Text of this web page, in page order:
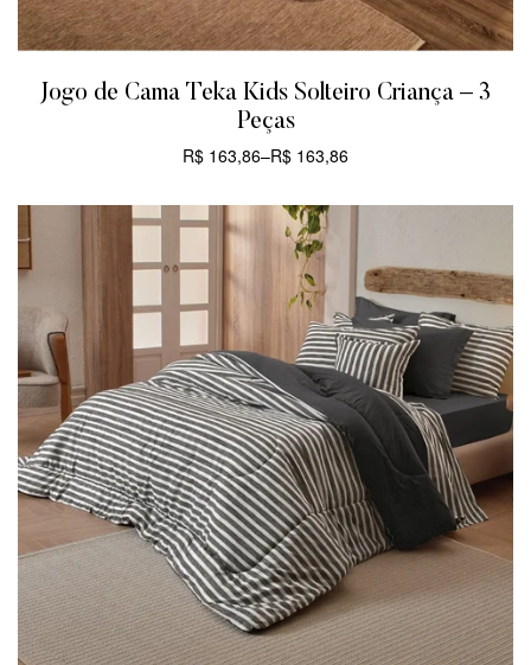
Jogo de Cama Teka Kids Solteiro Criança – 3
Peças
R$ 163,86–R$ 163,86